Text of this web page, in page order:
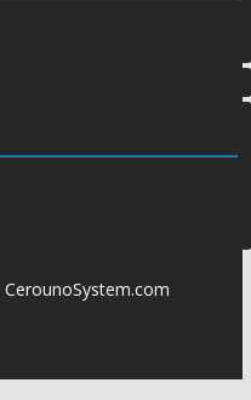
CerounoSystem.com